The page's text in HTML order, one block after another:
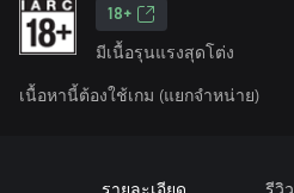
18+
มีเนื้อรุนแรงสุดโต่ง
เนื้อหานี้ต้องใช้เกม (แยกจำหน่าย)